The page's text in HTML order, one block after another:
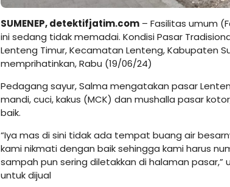
SUMENEP,detektifjatim.com – Fasilitas umum
ini sedang tidak memadai. Kondisi Pasar
Lenteng Timur, Kecamatan Lenteng, Kabupaten
memprihatinkan, Rabu (19/06/24)
Pedagang sayur, Salma mengatakan pasar
mandi, cuci, kakus (MCK) dan mushalla pasar
baik.
“Iya mas di sini tidak ada tempat buang air
kami nikmati dengan baik sehingga kami harus
sampah pun sering diletakkan di halaman
untuk dijual